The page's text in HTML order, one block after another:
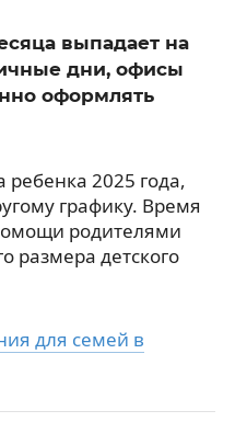
выпадает на
дни, офисы
оформлять
2025 года,
графику. Время
родителями
размера детского
для семей в